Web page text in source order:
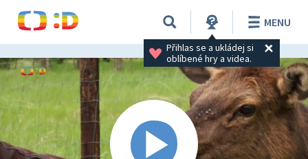
Přihlas se a ukládej si
oblíbené hry a videa.
MENU